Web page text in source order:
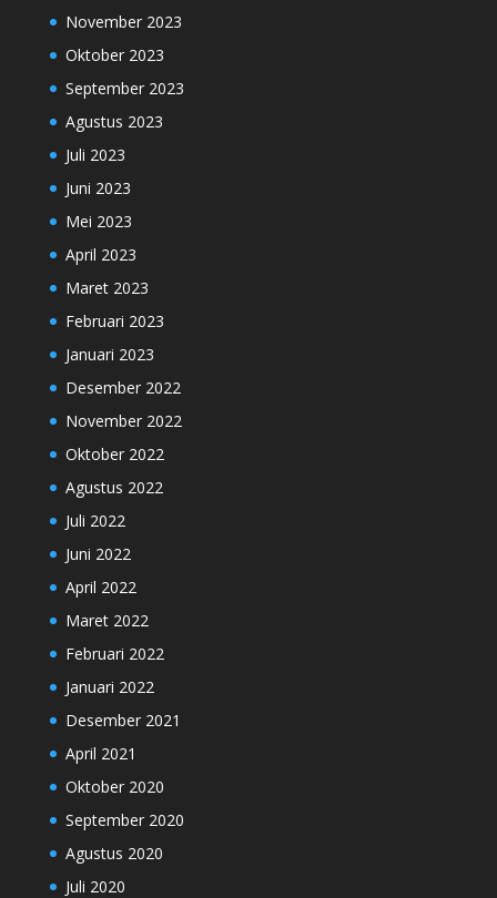
November 2023
Oktober 2023
September 2023
Agustus 2023
Juli 2023
Juni 2023
Mei 2023
April 2023
Maret 2023
Februari 2023
Januari 2023
Desember 2022
November 2022
Oktober 2022
Agustus 2022
Juli 2022
Juni 2022
April 2022
Maret 2022
Februari 2022
Januari 2022
Desember 2021
April 2021
Oktober 2020
September 2020
Agustus 2020
Juli 2020